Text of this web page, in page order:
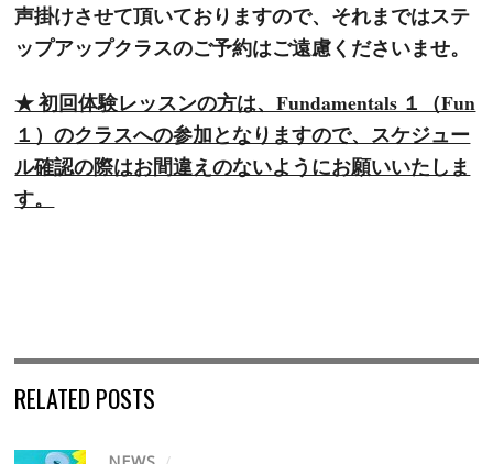
声掛けさせて頂いておりますので、それまではステ
ップアップクラスのご予約はご遠慮くださいませ。
★ 初回体験レッスンの方は、Fundamentals １（Fun
１）のクラスへの参加となりますので、スケジュー
ル確認の際はお間違えのないようにお願いいたしま
す。
RELATED POSTS